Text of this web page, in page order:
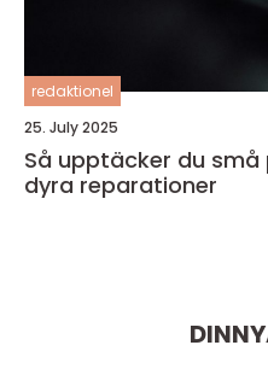
redaktionel
25. July 2025
Så upptäcker du
dyra reparationer